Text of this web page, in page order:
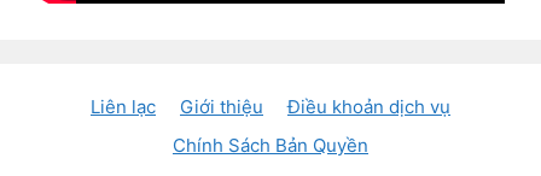
Liên lạc Giới thiệu
Điều khoản dịch vụ
Chính Sách Bản Quyền